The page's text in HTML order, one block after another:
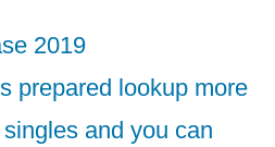
2019
prepared lookup more
and you can